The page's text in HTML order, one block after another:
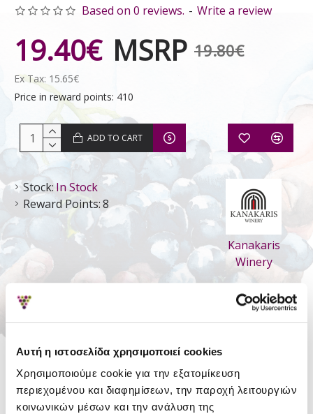
Αυτή η ιστοσελίδα χρησιμοποιεί cookies
Χρησιμοποιούμε cookie για την εξατομίκευση
περιεχομένου και διαφημίσεων, την παροχή λειτουργιών
κοινωνικών μέσων και την ανάλυση της
Stock:In Stock
Reward Points:8
Kanakaris
Winery
Based on 0 reviews. - Write a review
MSRP 19.80€
19.40€
Ex Tax: 15.65€
Price in reward points: 410
ADD TO CART
DETAILS
Style
Still Dry
Type
PGI Slopes of Aigialia
Region
Aigialeia